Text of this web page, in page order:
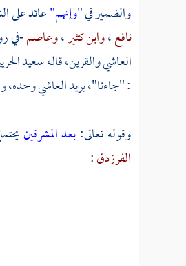
والضمير في"وإنهم"عائد على
نافع،وابن كثير،وعاصم-في
العاشي والقرين، قالهسعيد
: "جاءنا"، يريد العاشي
وقوله تعالى:بعد المشرقين
الفرزدق: